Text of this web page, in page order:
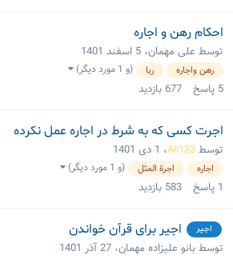
احکام رهن و اجاره
توسط علی مهمان، 5 اسفند 1401
رهن واجاره ربا (و 1 مورد دیگر)
5 پاسخ 677 بازدید
اجرت کسی که به شرط در اجاره عمل نکرده
توسطAli123، 1 دی 1401
اجاره اجرة المثل (و 1 مورد دیگر)
1 پاسخ 583 بازدید
اجیر اجیر برای قرآن خواندن
توسط بانو علیزاده مهمان، 27 آذر 1401